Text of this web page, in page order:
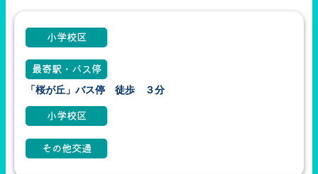
小学校区
最寄駅・バス停
「桜が丘」バス停 徒歩 ３分
小学校区
その他交通